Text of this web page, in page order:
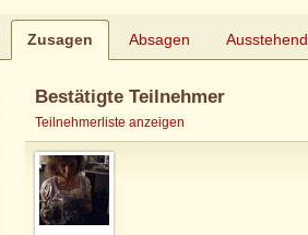
Zusagen Absagen Ausstehend
Bestätigte Teilnehmer
Teilnehmerliste anzeigen